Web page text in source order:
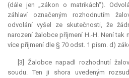
(dále jen „zákon o matrikách“).
záhlaví označeným rozhodnutím
odvolání vyšel ze skutečnosti, že
narození žalobce příjmení H.-H. Není tak
více příjmení dle § 70 odst. 1 písm. d)
[3] Žalobce napadl rozhodnutí
soudu. Ten ji shora uvedeným